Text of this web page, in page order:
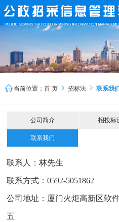
当前位置： 首 页  招标法  联系我们
公司简介 招投标
联系我们
联系人：林先生
联系方式：0592-5051862
公司地址： 厦门火炬高新区软
五